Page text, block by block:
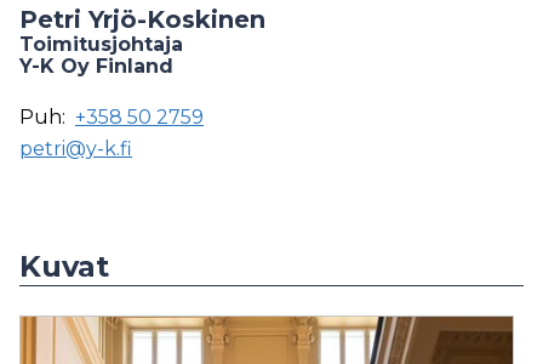
Petri Yrjö-Koskinen
Toimitusjohtaja
Y-K Oy Finland
Puh: +358 50 2759
petri@y-k.fi
Kuvat